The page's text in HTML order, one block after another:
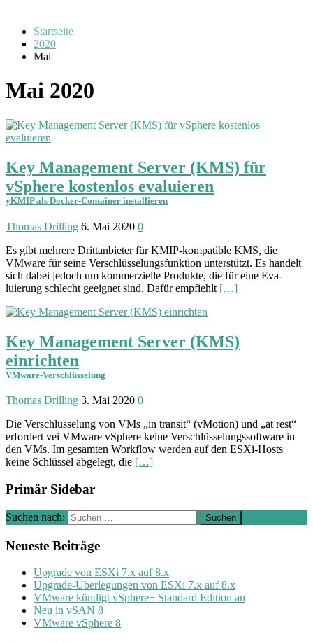
Startseite
2020
Mai
Mai 2020
Key Management Server (KMS) für
vSphere kostenlos evaluieren
yKMIP als Docker-Container installieren
Thomas Drilling 6. Mai 2020 0
Es gibt mehrere Dritt­anbieter für KMIP-kompatible KMS, die
VMware für seine Ver­schlüsselungs­funktion unter­stützt. Es handelt
sich dabei jedoch um kommer­zielle Produkte, die für eine Eva­
luierung schlecht geeig­net sind. Dafür em­pfiehlt […]
Key Management Server (KMS)
einrichten
VMware-Verschlüsselung
Thomas Drilling 3. Mai 2020 0
Die Verschlüsselung von VMs „in transit“ (vMotion) und „at rest“
erfordert vei VMware vSphere keine Ver­schlüsselungs­soft­ware in
den VMs. Im gesamten Work­flow werden auf den ESXi-Hosts
keine Schlüssel abgelegt, die […]
Primär Sidebar
Suchen nach:
Neueste Beiträge
Upgrade von ESXi 7.x auf 8.x
Upgrade-Überlegungen von ESXi 7.x auf 8.x
VMware kündigt vSphere+ Standard Edition an
Neu in vSAN 8
VMware vSphere 8